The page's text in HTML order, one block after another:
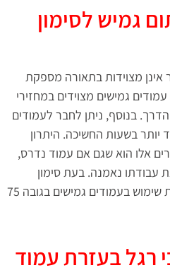
גמיש לסימון
אינן מצוידות בתאורה מספקת
גמישים מצוידים במחזירי
הדרך. בנוסף, ניתן לחבר לעמודים
יותר בשעות החשיכה. היתרון
אלו הוא שגם אם עמוד נדרס,
עבודתו נאמנה. בעת סימון
בשטחים חשוכים, מקובל לעשות שימוש בעמודים גמישים בגובה 75
רגל בעזרת עמוד